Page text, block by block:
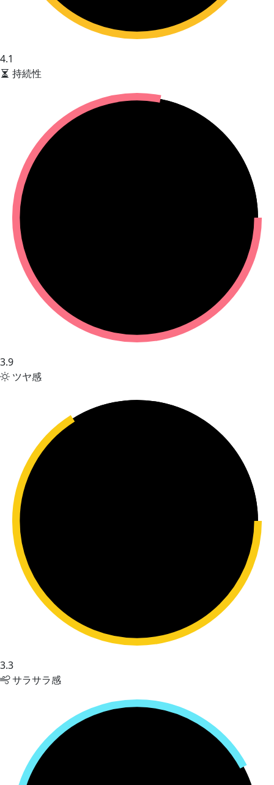
4.1
持続性
3.9
ツヤ感
3.3
サラサラ感